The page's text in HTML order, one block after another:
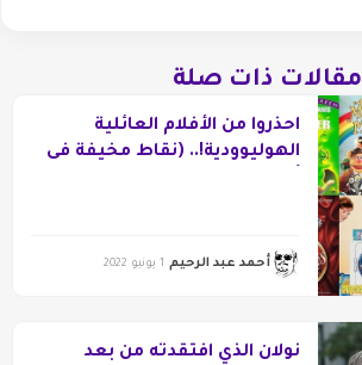
مقالات ذات صلة
احذروا من الأفلام العائلية
الهوليوودية!.. (نقاط مخيفة فى
أحمد عبد الرحيم 1 يونيو 2022
نولان الذي افتقدته من بعد